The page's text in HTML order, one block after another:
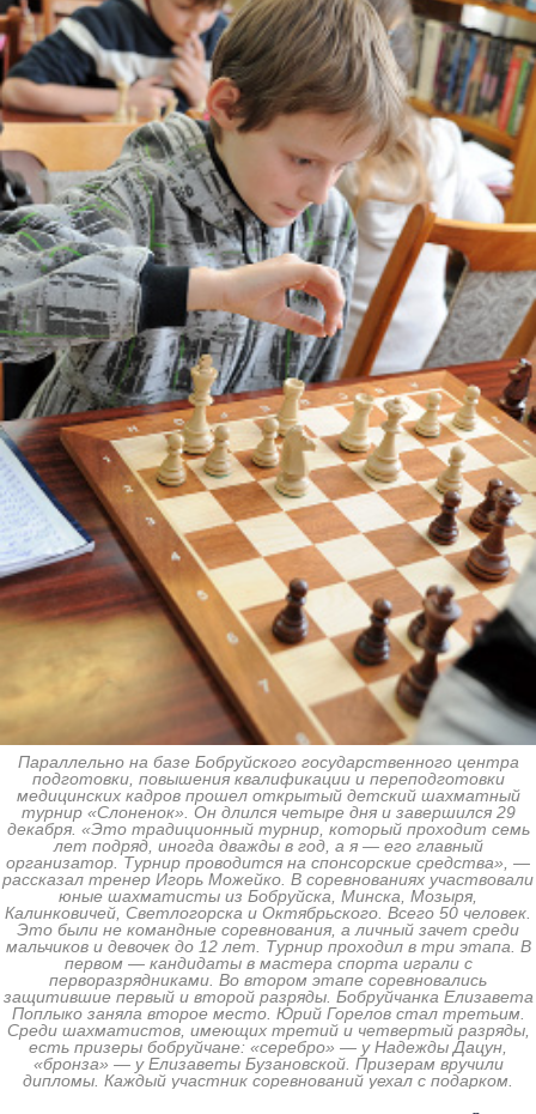
Параллельно на базе Бобруйского государственного центра
подготовки, повышения квалификации и переподготовки
медицинских кадров прошел открытый детский шахматный
турнир «Слоненок». Он длился четыре дня и завершился 29
декабря. «Это традиционный турнир, который проходит семь
лет подряд, иногда дважды в год, а я — его главный
организатор. Турнир проводится на спонсорские средства», —
рассказал тренер Игорь Можейко. В соревнованиях участвовали
юные шахматисты из Бобруйска, Минска, Мозыря,
Калинковичей, Светлогорска и Октябрьского. Всего 50 человек.
Это были не командные соревнования, а личный зачет среди
мальчиков и девочек до 12 лет. Турнир проходил в три этапа. В
первом — кандидаты в мастера спорта играли с
перворазрядниками. Во втором этапе соревновались
защитившие первый и второй разряды. Бобруйчанка Елизавета
Поплыко заняла второе место. Юрий Горелов стал третьим.
Среди шахматистов, имеющих третий и четвертый разряды,
есть призеры бобруйчане: «серебро» — у Надежды Дацун,
«бронза» — у Елизаветы Бузановской. Призерам вручили
дипломы. Каждый участник соревнований уехал с подарком.